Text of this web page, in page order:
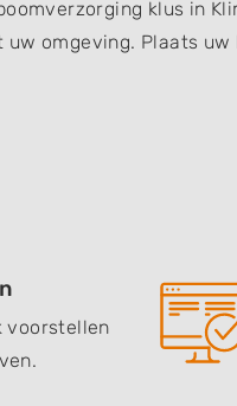
klus in
omgeving. Plaats
voorstellen